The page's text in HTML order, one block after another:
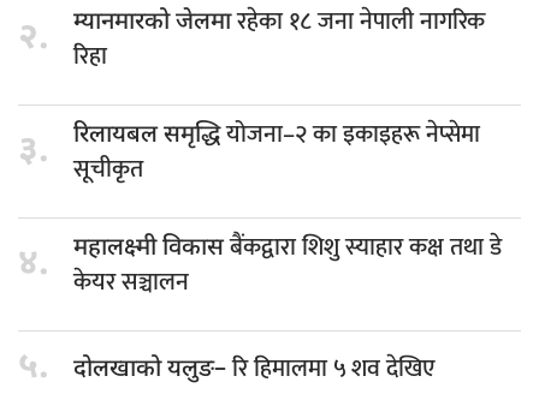
२. म्यानमारको जेलमारहेका १८ जना नेपाली नागरिक
रिहा
३. रिलायबल समृद्धियोजना–२ का इकाइहरू नेप्सेमा
सूचीकृत
४. महालक्ष्मी विकासबैंकद्वारा शिशु स्याहार कक्ष तथा डे
केयर सञ्चालन
५. दोलखाको यलुङ–रि हिमालमा ५ शव देखिए